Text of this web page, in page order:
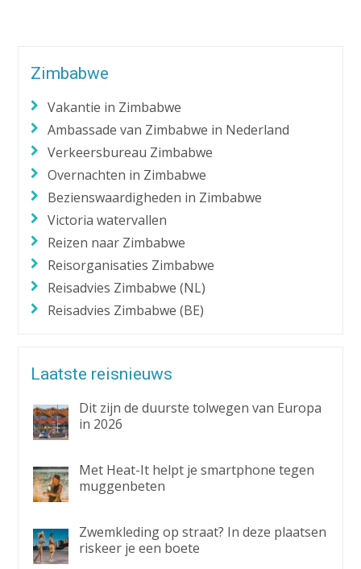
Zimbabwe
Vakantie in Zimbabwe
Ambassade van Zimbabwe in Nederland
Verkeersbureau Zimbabwe
Overnachten in Zimbabwe
Bezienswaardigheden in Zimbabwe
Victoria watervallen
Reizen naar Zimbabwe
Reisorganisaties Zimbabwe
Reisadvies Zimbabwe (NL)
Reisadvies Zimbabwe (BE)
Laatste reisnieuws
Dit zijn de duurste tolwegen van Europa
in 2026
Met Heat-It helpt je smartphone tegen
muggenbeten
Zwemkleding op straat? In deze plaatsen
riskeer je een boete